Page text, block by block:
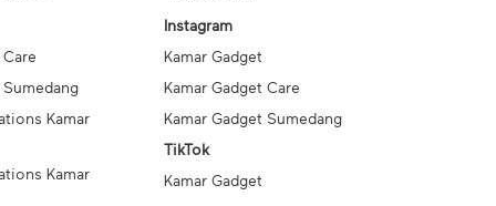
Sumedang
Kamar
Kamar
Instagram
Kamar Gadget
Kamar Gadget Care
Kamar Gadget Sumedang
TikTok
Kamar Gadget